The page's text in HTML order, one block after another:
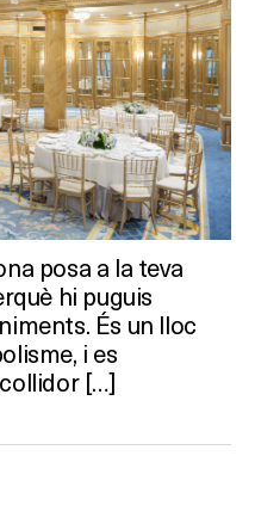
posa a la teva
hi puguis
És un lloc
i es
[…]